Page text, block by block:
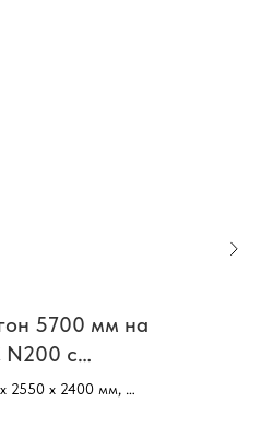
5700 мм на
N200 с
2550 х 2400 мм,